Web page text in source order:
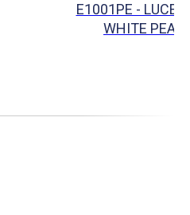
E1001PE -
WHITE PEAR